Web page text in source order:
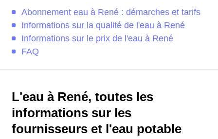
Abonnement eau à René : démarches et tarifs
Informations sur la qualité de l'eau à René
Informations sur le prix de l'eau à René
FAQ
L'eau à René, toutes les
informations sur les
fournisseurs et l'eau potable